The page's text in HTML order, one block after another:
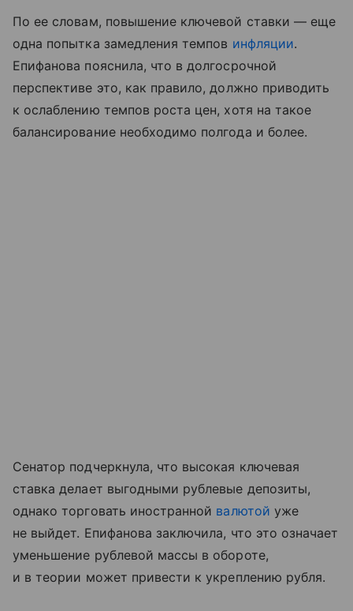
По ее словам, повышение ключевой ставки — еще
одна попытка замедления темпов инфляции.
Епифанова пояснила, что в долгосрочной
перспективе это, как правило, должно приводить
к ослаблению темпов роста цен, хотя на такое
балансирование необходимо полгода и более.
Сенатор подчеркнула, что высокая ключевая
ставка делает выгодными рублевые депозиты,
однако торговать иностранной валютой уже
не выйдет. Епифанова заключила, что это означает
уменьшение рублевой массы в обороте,
и в теории может привести к укреплению рубля.